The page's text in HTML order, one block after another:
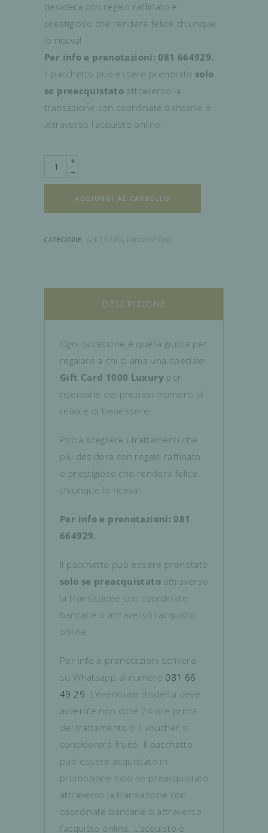
desidera con regalo raffinato e
prestigioso che renderà felice chiunque
lo riceva!
Per info e prenotazioni: 081 664929.
Il pacchetto può essere prenotato solo
se preacquistato attraverso la
transazione con coordinate bancarie o
attraverso l’acquisto online.
Quantity
AGGIUNGI AL CARRELLO
CATEGORIE: GIFT CARD, PROMOZIONI
DESCRIZIONE
Ogni occasione è quella giusta per
regalare a chi si ama una speciale
Gift Card 1000 Luxury per
riservarle dei preziosi momenti di
relax e di benessere.
Potrà scegliere i trattamenti che
più desidera con regalo raffinato
e prestigioso che renderà felice
chiunque lo riceva!
Per info e prenotazioni: 081
664929.
Il pacchetto può essere prenotato
solo se preacquistatoattraverso
la transazione con coordinate
bancarie o attraverso l’acquisto
online.
Per info e prenotazioni scrivere
su Whatsapp al numero 081 66
49 29. L’eventuale disdetta deve
avvenire non oltre 24 ore prima
del trattamento o il voucher si
considererà fruito. Il pacchetto
può essere acquistato in
promozione solo se preacquistato
attraverso la transazione con
coordinate bancarie o attraverso
l’acquisto online. L’acquisto è